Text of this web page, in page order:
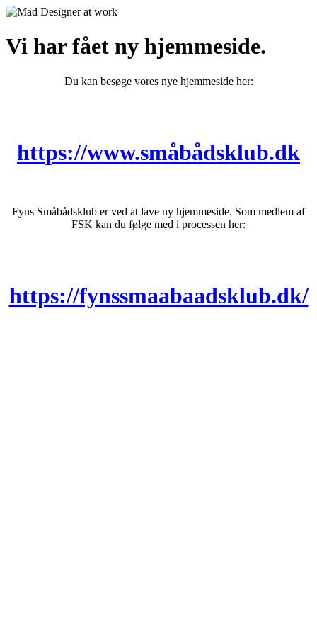
Vi har fået ny hjemmeside.
Du kan besøge vores nye hjemmeside her:
https://www.småbådsklub.dk
Fyns Småbådsklub er ved at lave ny hjemmeside. Som medlem af
FSK kan du følge med i processen her:
https://fynssmaabaadsklub.dk/